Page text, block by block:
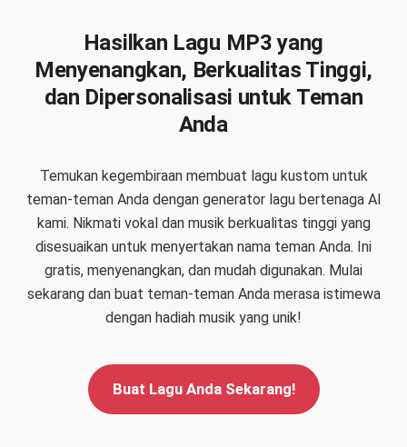
Hasilkan Lagu MP3 yang
Menyenangkan, Berkualitas Tinggi,
dan Dipersonalisasi untuk Teman
Anda
Temukan kegembiraan membuat lagu kustom untuk
teman-teman Anda dengan generator lagu bertenaga AI
kami. Nikmati vokal dan musik berkualitas tinggi yang
disesuaikan untuk menyertakan nama teman Anda. Ini
gratis, menyenangkan, dan mudah digunakan. Mulai
sekarang dan buat teman-teman Anda merasa istimewa
dengan hadiah musik yang unik!
Buat Lagu Anda Sekarang!